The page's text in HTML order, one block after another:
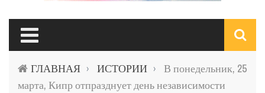
ГЛАВНАЯ › ИСТОРИИ ›
В понедельник, 25
марта, Кипр отпразднует день независимости